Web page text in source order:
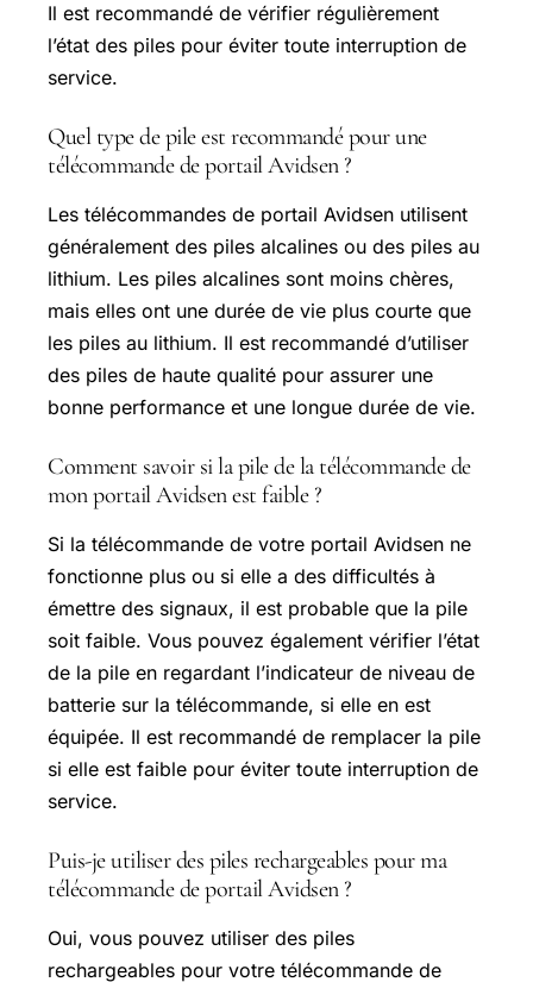
Il est recommandé de vérifier régulièrement
l’état des piles pour éviter toute interruption de
service.
Quel type de pile est recommandé pour une
télécommande de portail Avidsen ?
Les télécommandes de portail Avidsen utilisent
généralement des piles alcalines ou des piles au
lithium. Les piles alcalines sont moins chères,
mais elles ont une durée de vie plus courte que
les piles au lithium. Il est recommandé d’utiliser
des piles de haute qualité pour assurer une
bonne performance et une longue durée de vie.
Comment savoir si la pile de la télécommande de
mon portail Avidsen est faible ?
Si la télécommande de votre portail Avidsen ne
fonctionne plus ou si elle a des difficultés à
émettre des signaux, il est probable que la pile
soit faible. Vous pouvez également vérifier l’état
de la pile en regardant l’indicateur de niveau de
batterie sur la télécommande, si elle en est
équipée. Il est recommandé de remplacer la pile
si elle est faible pour éviter toute interruption de
service.
Puis-je utiliser des piles rechargeables pour ma
télécommande de portail Avidsen ?
Oui, vous pouvez utiliser des piles
rechargeables pour votre télécommande de